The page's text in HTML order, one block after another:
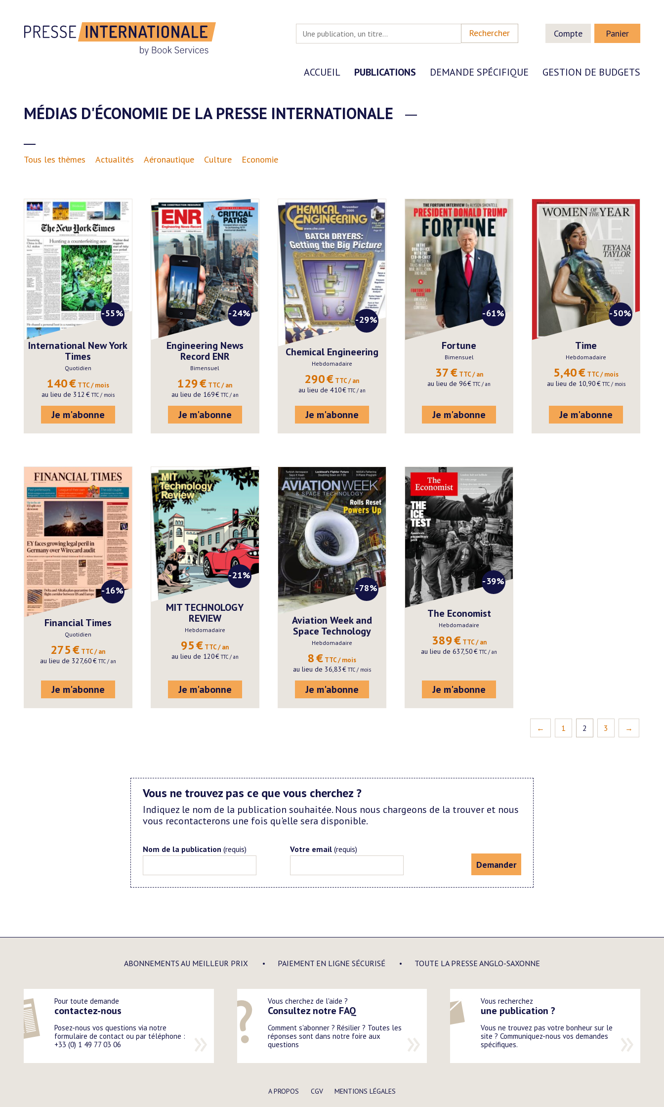
Compte Panier
ACCUEIL PUBLICATIONS DEMANDE SPÉCIFIQUE GESTION DE BUDGETS
MÉDIAS D'ÉCONOMIE DE LA PRESSE INTERNATIONALE
Tous les thèmes Actualités Aéronautique Culture Economie
-55%
International New York
Times
Quotidien
140€ TTC / mois
au lieu de 312 € TTC / mois
Je m'abonne
-24%
Engineering News
Record ENR
Bimensuel
129€ TTC / an
au lieu de 169€ TTC / an
Je m'abonne
-29%
Chemical Engineering
Hebdomadaire
290€ TTC / an
au lieu de 410€ TTC / an
Je m'abonne
-61%
Fortune
Bimensuel
37€ TTC / an
au lieu de 96€ TTC / an
Je m'abonne
-50%
Time
Hebdomadaire
5,40€ TTC / mois
au lieu de 10,90€ TTC / mois
Je m'abonne
-16%
Financial Times
Quotidien
275€ TTC / an
au lieu de 327,60€ TTC / an
Je m'abonne
-21%
MIT TECHNOLOGY
REVIEW
Hebdomadaire
95€ TTC / an
au lieu de 120€ TTC / an
Je m'abonne
-78%
Aviation Week and
Space Technology
Hebdomadaire
8€ TTC / mois
au lieu de 36,83€ TTC / mois
Je m'abonne
-39%
The Economist
Hebdomadaire
389€ TTC / an
au lieu de637,50€ TTC / an
Je m'abonne
← 1 2 3 →
Vous ne trouvez pas ce que vous cherchez ?
Indiquez le nom de la publication souhaitée. Nous nous chargeons de la trouver et nous
vous recontacterons une fois qu'elle sera disponible.
Nom de la publication (requis) Votre email (requis)
ABONNEMENTS AU MEILLEUR PRIX PAIEMENT EN LIGNE SÉCURISÉ TOUTE LA PRESSE ANGLO-SAXONNE
Pour toute demande
contactez-nous
Posez-nous vos questions via notre
formulaire de contact ou par téléphone :
+33 (0) 1 49 77 03 06
Vous cherchez de l'aide ?
Consultez notre FAQ
Comment s'abonner ? Résilier ? Toutes les
réponses sont dans notre foire aux
questions
Vous recherchez
une publication ?
Vous ne trouvez pas votre bonheur sur le
site ? Communiquez-nous vos demandes
spécifiques.
A PROPOS CGV MENTIONS LÉGALES